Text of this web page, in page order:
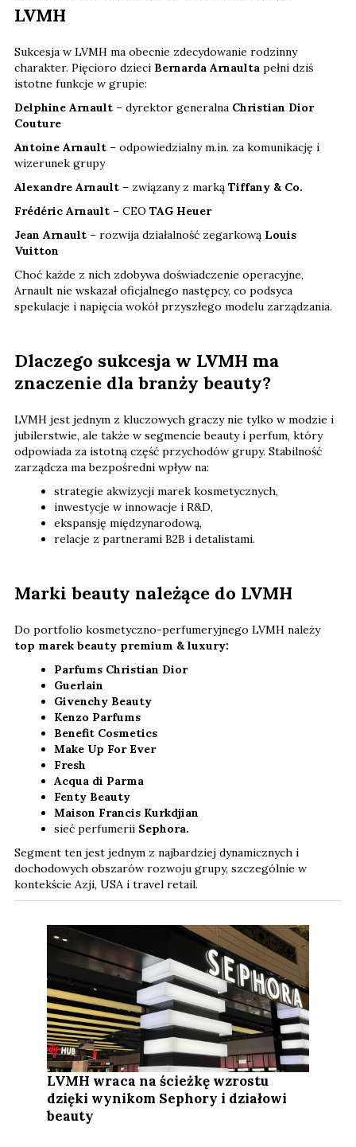
LVMH
Sukcesja w LVMH ma obecnie zdecydowanie rodzinny
charakter. Pięcioro dzieci Bernarda Arnaulta pełni dziś
istotne funkcje w grupie:
Delphine Arnault – dyrektor generalna Christian Dior
Couture
Antoine Arnault – odpowiedzialny m.in. za komunikację i
wizerunek grupy
Alexandre Arnault – związany z marką Tiffany & Co.
Frédéric Arnault – CEO TAG Heuer
Jean Arnault – rozwija działalność zegarkową Louis
Vuitton
Choć każde z nich zdobywa doświadczenie operacyjne,
Arnault nie wskazał oficjalnego następcy, co podsyca
spekulacje i napięcia wokół przyszłego modelu zarządzania.
Dlaczego sukcesja w LVMH ma
znaczenie dla branży beauty?
LVMH jest jednym z kluczowych graczy nie tylko w modzie i
jubilerstwie, ale także w segmencie beauty i perfum, który
odpowiada za istotną część przychodów grupy. Stabilność
zarządcza ma bezpośredni wpływ na:
strategie akwizycji marek kosmetycznych,
inwestycje w innowacje i R&D,
ekspansję międzynarodową,
relacje z partnerami B2B i detalistami.
Marki beauty należące do LVMH
Do portfolio kosmetyczno-perfumeryjnego LVMH należy
top marek beauty premium & luxury:
Parfums Christian Dior
Guerlain
Givenchy Beauty
Kenzo Parfums
Benefit Cosmetics
Make Up For Ever
Fresh
Acqua di Parma
Fenty Beauty
Maison Francis Kurkdjian
sieć perfumerii Sephora.
Segment ten jest jednym z najbardziej dynamicznych i
dochodowych obszarów rozwoju grupy, szczególnie w
kontekście Azji, USA i travel retail.
LVMH wraca na ścieżkę wzrostu
dzięki wynikom Sephory i działowi
beauty